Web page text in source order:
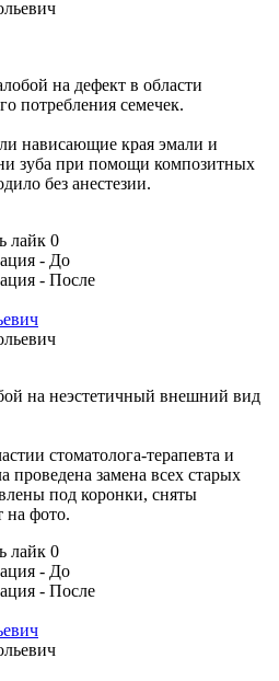
на дефект в области
потребления семечек.
нависающие края эмали и
зуба при помощи композитных
без анестезии.
0
на неэстетичный внешний вид
стоматолога-терапевта и
проведена замена всех старых
под коронки, сняты
на фото.
0